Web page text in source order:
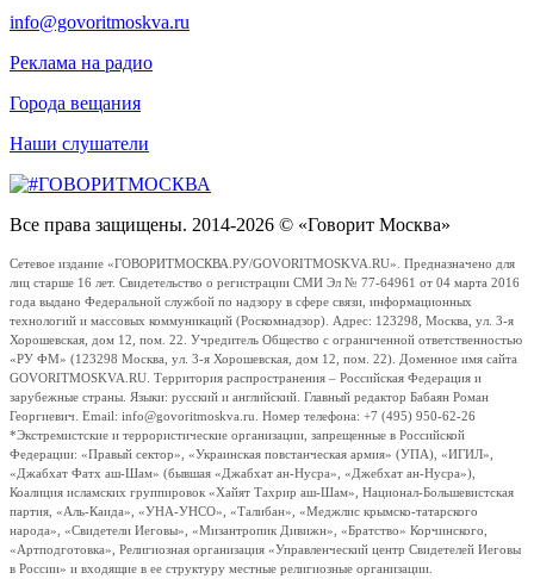
info@govoritmoskva.ru
Реклама на радио
Города вещания
Наши слушатели
Все права защищены. 2014-2026 © «Говорит Москва»
Сетевое издание «ГОВОРИТМОСКВА.РУ/GOVORITMOSKVA.RU». Предназначено для
лиц старше 16 лет. Свидетельство о регистрации СМИ Эл № 77-64961 от 04 марта 2016
года выдано Федеральной службой по надзору в сфере связи, информационных
технологий и массовых коммуникаций (Роскомнадзор). Адрес: 123298, Москва, ул. 3-я
Хорошевская, дом 12, пом. 22. Учредитель Общество с ограниченной ответственностью
«РУ ФМ» (123298 Москва, ул. 3-я Хорошевская, дом 12, пом. 22). Доменное имя сайта
GOVORITMOSKVA.RU. Территория распространения – Российская Федерация и
зарубежные страны. Языки: русский и английский. Главный редактор Бабаян Роман
Георгиевич. Email: info@govoritmoskva.ru. Номер телефона: +7 (495) 950-62-26
*Экстремистские и террористические организации, запрещенные в Российской
Федерации: «Правый сектор», «Украинская повстанческая армия» (УПА), «ИГИЛ»,
«Джабхат Фатх аш-Шам» (бывшая «Джабхат ан-Нусра», «Джебхат ан-Нусра»),
Коалиция исламских группировок «Хайят Тахрир аш-Шам», Национал-Большевистская
партия, «Аль-Каида», «УНА-УНСО», «Талибан», «Меджлис крымско-татарского
народа», «Свидетели Иеговы», «Мизантропик Дивижн», «Братство» Корчинского,
«Артподготовка», Религиозная организация «Управленческий центр Свидетелей Иеговы
в России» и входящие в ее структуру местные религиозные организации.